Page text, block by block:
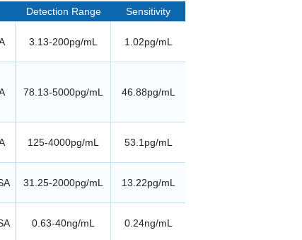
Detection Range Sensitivity
3.13-200pg/mL 1.02pg/mL
78.13-5000pg/mL 46.88pg/mL
125-4000pg/mL 53.1pg/mL
31.25-2000pg/mL 13.22pg/mL
0.63-40ng/mL 0.24ng/mL